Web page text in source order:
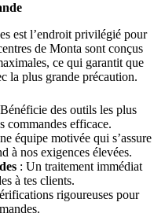
est l’endroit privilégié pour
de Monta sont conçus
ce qui garantit que
la plus grande précaution.
des outils les plus
commandes efficace.
équipe motivée qui s’assure
à nos exigences élevées.
: Un traitement immédiat
à tes clients.
rigoureuses pour